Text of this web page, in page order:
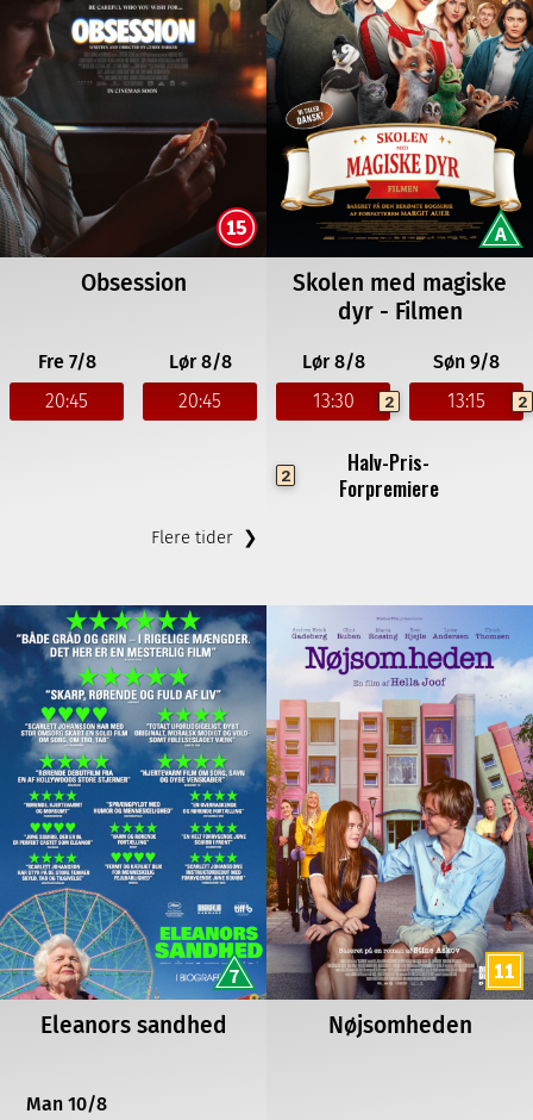
Obsession
Fre 7/8
20:45
Lør 8/8
20:45
Skolen med magiske
dyr - Filmen
Lør 8/8
13:30
2
Søn 9/8
13:15
2
2
Halv-Pris-
Forpremiere
Eleanors sandhed
Man 10/8
Nøjsomheden